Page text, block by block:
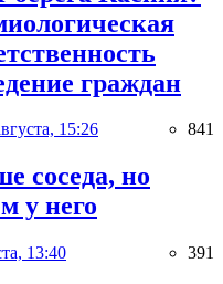
граждан
15:26 841
соседа, но
у него
13:40 391